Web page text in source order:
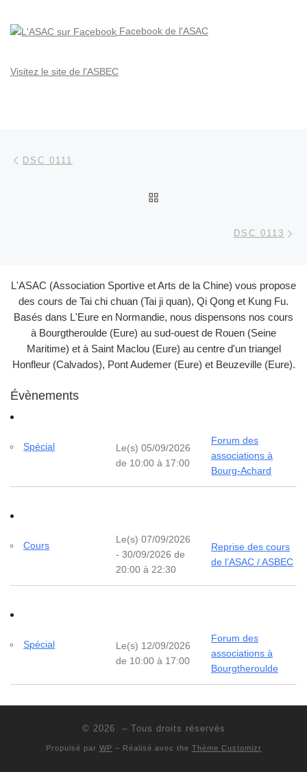
Facebook de l'ASAC
Visitez le site de l'ASBEC
Parcourir les articles
DSC 0111
DSC 0113
L'ASAC (Association Sportive et Arts de la Chine) vous propose
des cours de Tai chi chuan (Tai ji quan), Qi Qong et Kung Fu.
Basés dans L'Eure en Normandie, nous dispensons nos cours
à Bourgtheroulde (Eure) au sud-ouest de Rouen (Seine
Maritime) et à Saint Maclou (Eure) au centre d'un triangel
Honfleur (Calvados), Pont Audemer (Eure) et Beuzeville (Eure).
Évènements
Spécial
Le(s) 05/09/2026
de 10:00 à 17:00
Forum des
associations à
Bourg-Achard
Cours
Le(s) 07/09/2026
- 30/09/2026 de
20:00 à 22:30
Reprise des cours
de l’ASAC / ASBEC
Spécial
Le(s) 12/09/2026
de 10:00 à 17:00
Forum des
associations à
Bourgtheroulde
© 2026 – Tous droits réservés
Propulsé par WP – Réalisé avec the Thème Customizr